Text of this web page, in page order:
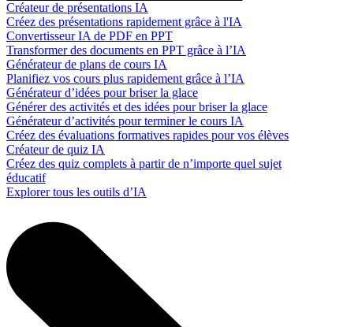
Créateur de présentations IA
Créez des présentations rapidement grâce à l'IA
Convertisseur IA de PDF en PPT
Transformer des documents en PPT grâce à l’IA
Générateur de plans de cours IA
Planifiez vos cours plus rapidement grâce à l’IA
Générateur d’idées pour briser la glace
Générer des activités et des idées pour briser la glace
Générateur d’activités pour terminer le cours IA
Créez des évaluations formatives rapides pour vos élèves
Créateur de quiz IA
Créez des quiz complets à partir de n’importe quel sujet
éducatif
Explorer tous les outils d’IA